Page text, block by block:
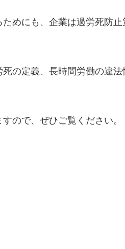
めにも、企業は過労死防
の定義、長時間労働の違
ので、ぜひご覧ください。